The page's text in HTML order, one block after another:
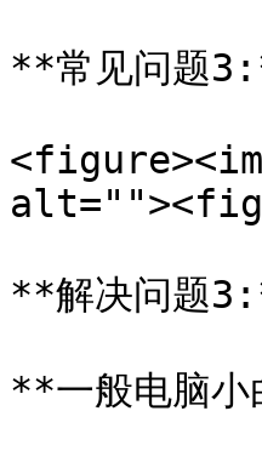
**常见问题
**解决问题
**一般电脑小